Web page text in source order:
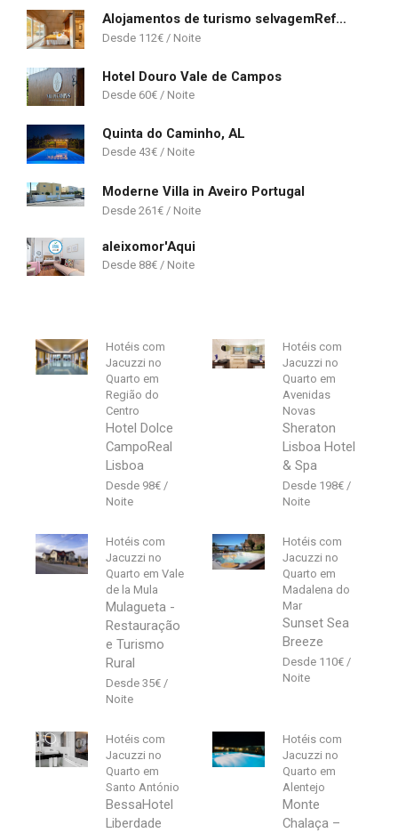
Alojamentos de turismo selvagemRefúgio das Poldras
112€
Hotel Douro Vale de Campos
60€
Quinta do Caminho, AL
43€
Moderne Villa in Aveiro Portugal
261€
aleixomor'Aqui
88€
Hotéis com
Jacuzzi no
Quarto em
Região do
Centro
Hotel Dolce
CampoReal
Lisboa
98€
Hotéis com
Jacuzzi no
Quarto em
Avenidas
Novas
Sheraton
Lisboa Hotel
& Spa
198€
Hotéis com
Jacuzzi no
Quarto em Vale
de la Mula
Mulagueta -
Restauração
e Turismo
Rural
35€
Hotéis com
Jacuzzi no
Quarto em
Madalena do
Mar
Sunset Sea
Breeze
110€
Hotéis com
Jacuzzi no
Quarto em
Santo António
BessaHotel
Liberdade
Hotéis com
Jacuzzi no
Quarto em
Alentejo
Monte
Chalaça –